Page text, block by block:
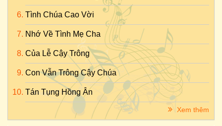
Tình Chúa Cao Vời
Nhớ Về Tình Mẹ Cha
Của Lễ Cậy Trông
Con Vẫn Trông Cậy Chúa
Tán Tụng Hồng Ân
Xem thêm